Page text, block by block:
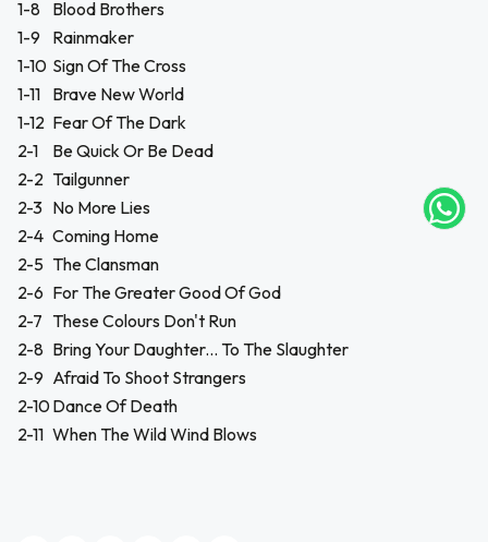
correo
web
JUGAR
1-8 Blood Brothers
1-9
Rainmaker
1-10 Sign Of The Cross
1-11 Brave New World
1-12 Fear Of The Dark
2-1
Be Quick Or Be Dead
2-2 Tailgunner
2-3 No More Lies
2-4 Coming Home
2-5 The Clansman
2-6 For The Greater Good Of God
2-7 These Colours Don't Run
2-8 Bring Your Daughter... To The Slaughter
2-9 Afraid To Shoot Strangers
2-10Dance Of Death
2-11 When The Wild Wind Blows